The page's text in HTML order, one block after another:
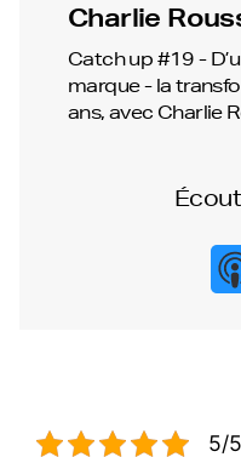
Charlie
Catch up #19 -
marque - la
ans, avec Charlie
5/